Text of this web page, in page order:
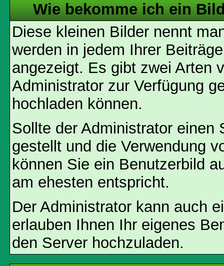
Wie bekomme ich ein
Diese kleinen Bilder nennt
werden in jedem Ihrer
angezeigt. Es gibt zwei Arten
Administrator zur Verfügung
hochladen können.
Sollte der Administrator einen
gestellt und die Verwendung
können Sie ein Benutzerbild
am ehesten entspricht.
Der Administrator kann auch
erlauben Ihnen Ihr eigenes
den Server hochzuladen.